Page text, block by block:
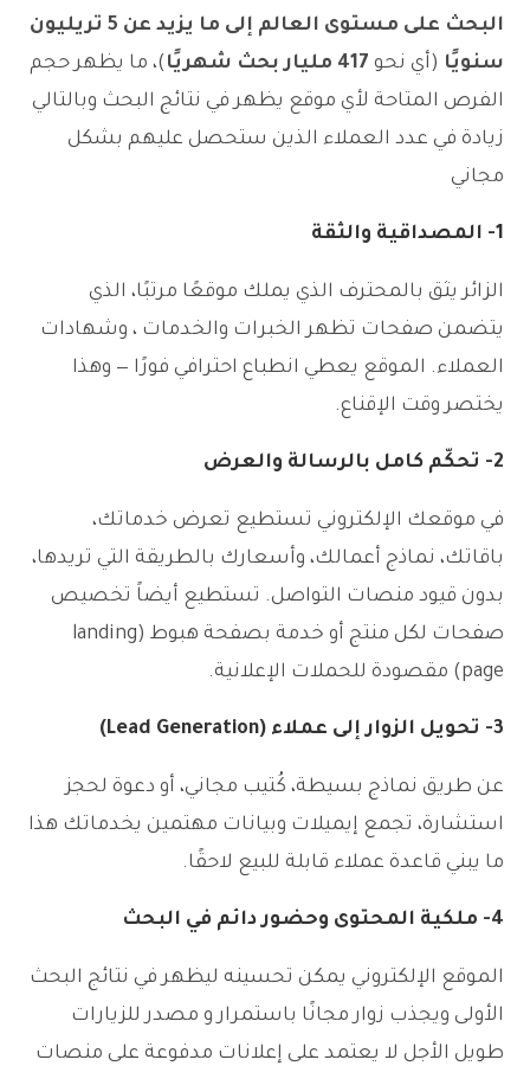
البحث على مستوى العالم إلى ما يزيد عن 5 تريليون
سنويًا (أي نحو 417 مليار بحث شهريًا
)، ما يظهر حجم
الفرص المتاحة لأي موقع يظهر في نتائج البحث وبالتالي
زيادة في عدد العملاء الذين ستحصل عليهم بشكل
مجاني
1- المصداقية والثقة
الزائر يثق بالمحترف الذي يملك موقعًا مرتبًا، الذي
يتضمن صفحات تظهر الخبرات والخدمات ، وشهادات
العملاء. الموقع يعطي انطباع احترافي فورًا — وهذا
يختصر وقت الإقناع.
2- تحكّم كامل بالرسالة والعرض
في موقعك الإلكتروني تستطيع تعرض خدماتك،
باقاتك، نماذج أعمالك، وأسعارك بالطريقة التي تريدها،
بدون قيود منصات التواصل. تستطيع أيضاً تخصيص
صفحات لكل منتج أو خدمة بصفحة هبوط (landing
page) مقصودة للحملات الإعلانية.
3- تحويل الزوار إلى عملاء (Lead Generation)
عن طريق نماذج بسيطة، كُتيب مجاني، أو دعوة لحجز
استشارة، تجمع إيميلات وبيانات مهتمين يخدماتك هذا
ما يبني قاعدة عملاء قابلة للبيع لاحقًا.
4- ملكية المحتوى وحضور دائم في البحث
الموقع الإلكتروني يمكن تحسينه ليظهر في نتائج البحث
الأولى ويجذب زوار مجانًا باستمرار و مصدر للزيارات
طويل الأجل لا يعتمد على إعلانات مدفوعة على منصات